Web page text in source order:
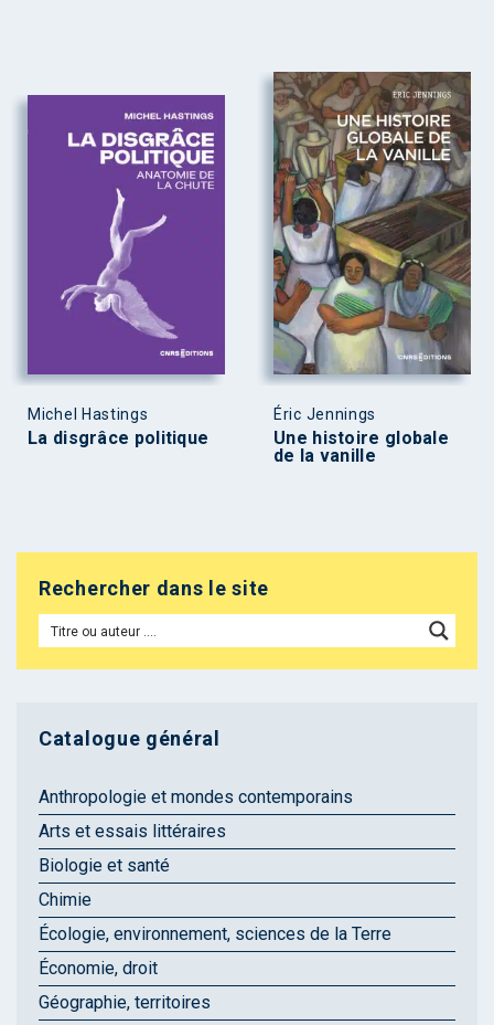
Michel Hastings
La disgrâce politique
Éric Jennings
Une histoire globale
de la vanille
Rechercher dans le site
Catalogue général
Anthropologie et mondes contemporains
Arts et essais littéraires
Biologie et santé
Chimie
Écologie, environnement, sciences de la Terre
Économie, droit
Géographie, territoires